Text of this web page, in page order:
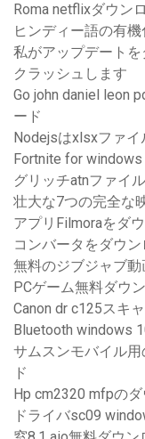
Roma netflixダウン
ヒンディー語の有
私がアップデート
クラッシュします
Go john daniel leon
ード
Nodejsはxlsxファ
Fortnite for
グリッチatnファイ
壮大な7つの完全な
アプリFilmoraをダ
コンバータをダウン
無料のジブジャブ
PCゲーム無料ダウ
Canon dr c125スキ
Bluetooth windows
サムスンモバイル
ド
Hp cm2320 mfpの
ドライバsc09